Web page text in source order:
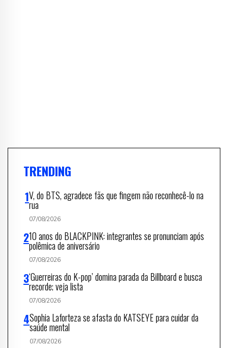
TRENDING
V, do BTS, agradece fãs que fingem não reconhecê-lo na
rua
07/08/2026
10 anos do BLACKPINK: integrantes se pronunciam após
polêmica de aniversário
07/08/2026
‘Guerreiras do K-pop’ domina parada da Billboard e busca
recorde; veja lista
07/08/2026
Sophia Laforteza se afasta do KATSEYE para cuidar da
saúde mental
07/08/2026